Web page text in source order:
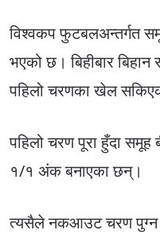
विश्वकप फुटबलअन्तर्गत
भएको छ। बिहीबार
पहिलो चरणका खेल
पहिलो चरण पूरा हुँदा समूह
१/१ अंक बनाएका छन्।
त्यसैले नकआउट चरण पुग्न